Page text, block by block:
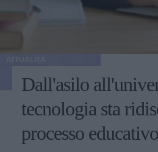
Dall'asilo
tecnologia sta
processo educativo